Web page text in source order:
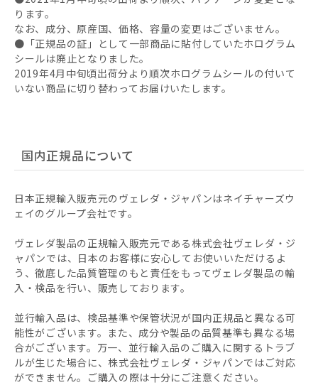
ります。
なお、成分、原産国、価格、容量の変更はございません。
●「正規品の証」として一部商品に貼付していたホログラム
シールは廃止となりました。
2019年4月中旬頃出荷分より順次ホログラムシールの付いて
いない商品に切り替わってお届けいたします。
国内正規品について
日本正規輸入販売元のヴェレダ・ジャパンはネイチャーズウ
ェイのグループ会社です。
ヴェレダ製品の正規輸入販売元である株式会社ヴェレダ・ジ
ャパンでは、日本のお客様に安心してお使いいただけるよ
う、徹底した品質管理のもと責任をもってヴェレダ製品の輸
入・検品を行い、販売しております。
並行輸入品は、検品基準や保管状況が国内正規品と異なる可
能性がございます。また、成分や製品の品質基準も異なる場
合がございます。万一、並行輸入品のご購入に関するトラブ
ルが生じた場合に、株式会社ヴェレダ・ジャパンではご対応
ができません。ご購入の際は十分にご注意ください。